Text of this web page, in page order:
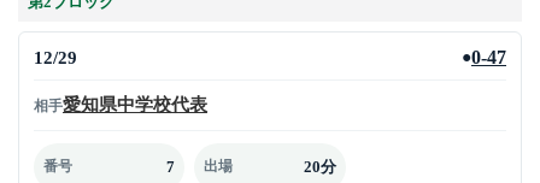
12/29 ●0-47
相手愛知県中学校代表
番号 7 出場 20分